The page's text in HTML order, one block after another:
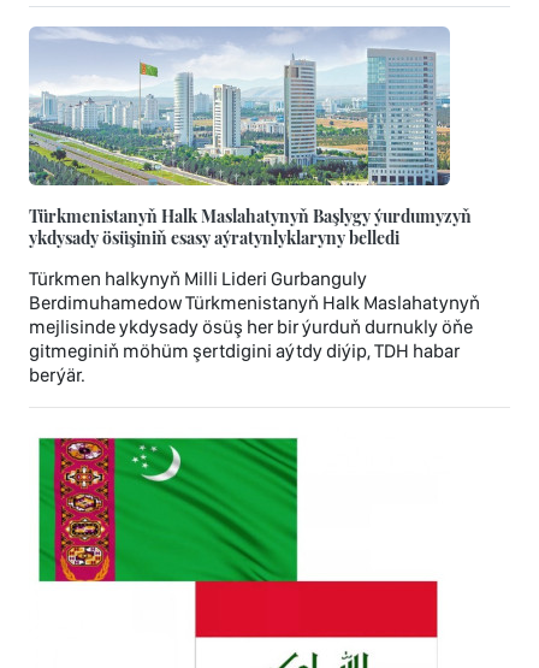
Türkmenistanyň Halk Maslahatynyň Başlygy ýurdumyzyň
ykdysady ösüşiniň esasy aýratynlyklaryny belledi
Türkmen halkynyň Milli Lideri Gurbanguly
Berdimuhamedow Türkmenistanyň Halk Maslahatynyň
mejlisinde ykdysady ösüş her bir ýurduň durnukly öňe
gitmeginiň möhüm şertdigini aýtdy diýip, TDH habar
berýär.